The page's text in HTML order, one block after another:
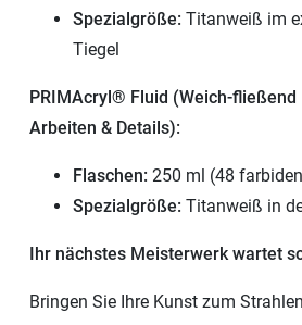
Spezialgröße: Titanweiß im
Tiegel
PRIMAcryl® Fluid (Weich-
Arbeiten & Details):
Flaschen: 250 ml (48
Spezialgröße: Titanweiß in
Ihr nächstes Meisterwerk wartet
Bringen Sie Ihre Kunst zum